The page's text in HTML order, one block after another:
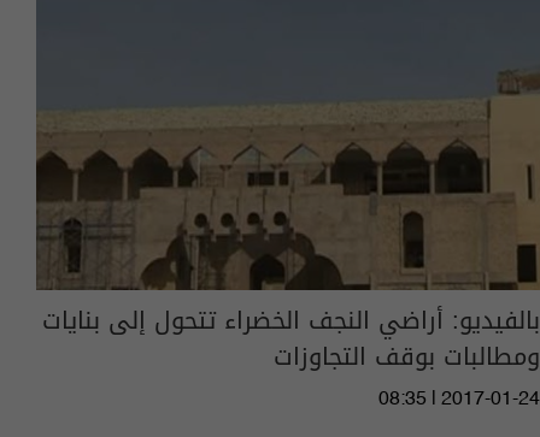
بالفيديو: أراضي النجف الخضراء تتحول إلى بنايات
ومطالبات بوقف التجاوزات
08:35 | 2017-01-24